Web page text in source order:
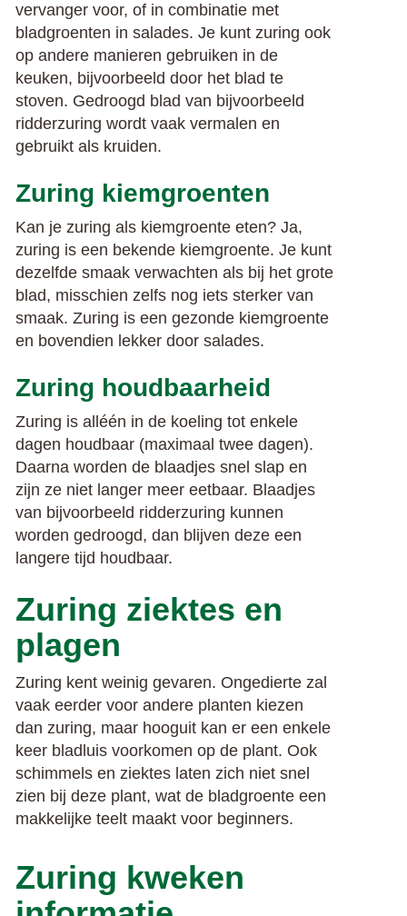
vervanger voor, of in combinatie met
bladgroenten in salades. Je kunt zuring ook
op andere manieren gebruiken in de
keuken, bijvoorbeeld door het blad te
stoven. Gedroogd blad van bijvoorbeeld
ridderzuring wordt vaak vermalen en
gebruikt als kruiden.
Zuring kiemgroenten
Kan je zuring als kiemgroente eten? Ja,
zuring is een bekende kiemgroente. Je kunt
dezelfde smaak verwachten als bij het grote
blad, misschien zelfs nog iets sterker van
smaak. Zuring is een gezonde kiemgroente
en bovendien lekker door salades.
Zuring houdbaarheid
Zuring is alléén in de koeling tot enkele
dagen houdbaar (maximaal twee dagen).
Daarna worden de blaadjes snel slap en
zijn ze niet langer meer eetbaar. Blaadjes
van bijvoorbeeld ridderzuring kunnen
worden gedroogd, dan blijven deze een
langere tijd houdbaar.
Zuring ziektes en
plagen
Zuring kent weinig gevaren. Ongedierte zal
vaak eerder voor andere planten kiezen
dan zuring, maar hooguit kan er een enkele
keer bladluis voorkomen op de plant. Ook
schimmels en ziektes laten zich niet snel
zien bij deze plant, wat de bladgroente een
makkelijke teelt maakt voor beginners.
Zuring kweken